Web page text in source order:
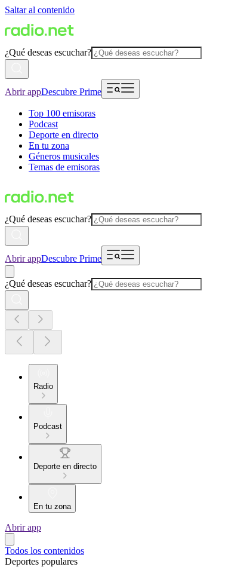
Saltar al contenido
¿Qué deseas escuchar?
Abrir appDescubre Prime
Top 100 emisoras
Podcast
Deporte en directo
En tu zona
Géneros musicales
Temas de emisoras
¿Qué deseas escuchar?
Abrir appDescubre Prime
¿Qué deseas escuchar?
Radio
Podcast
Deporte en directo
En tu zona
Abrir app
Todos los contenidos
Deportes populares